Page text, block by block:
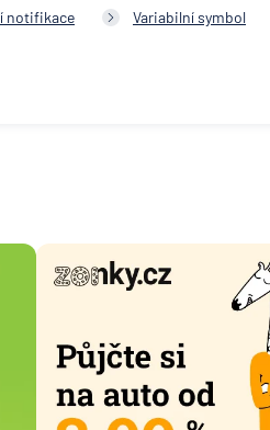
notifikace Variabilní symbol